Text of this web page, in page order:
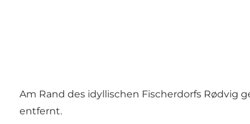
Am Rand des idyllischen Fischerdorfs Rødvig
entfernt.